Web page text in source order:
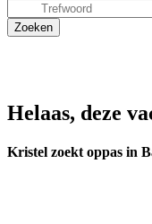
Helaas, deze
Kristel zoekt oppas in